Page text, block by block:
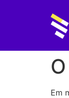
Em